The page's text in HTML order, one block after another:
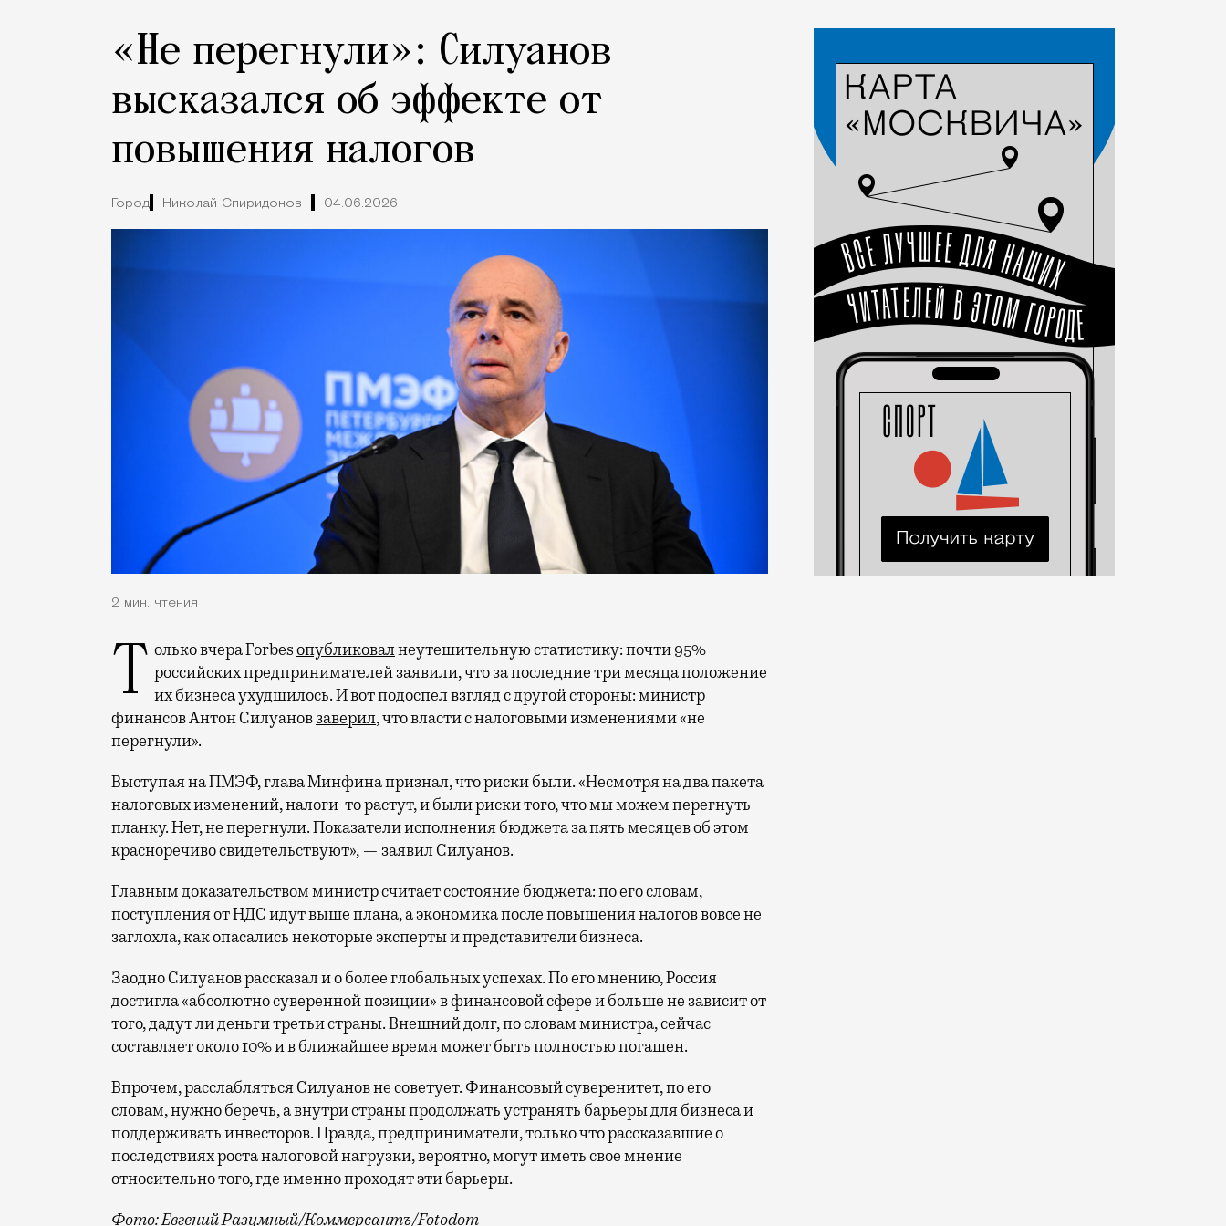
«Не перегнули»: Силуанов
высказался об эффекте от
повышения налогов
Город Николай Спиридонов 04.06.2026
2 мин. чтения
Только вчера Forbesопубликовалнеутешительную статистику: почти 95%
российских предпринимателей заявили, что за последние три месяца положение
их бизнеса ухудшилось. И вот подоспел взгляд с другой стороны: министр
финансов Антон Силуановзаверил, что власти с налоговыми изменениями «не
перегнули».
Выступая на ПМЭФ, глава Минфина признал, что риски были. «Несмотря на два пакета
налоговых изменений, налоги-то растут, и были риски того, что мы можем перегнуть
планку. Нет, не перегнули. Показатели исполнения бюджета за пять месяцев об этом
красноречиво свидетельствуют», — заявил Силуанов.
Главным доказательством министр считает состояние бюджета: по его словам,
поступления от НДС идут выше плана, а экономика после повышения налогов вовсе не
заглохла, как опасались некоторые эксперты и представители бизнеса.
Заодно Силуанов рассказал и о более глобальных успехах. По его мнению, Россия
достигла «абсолютно суверенной позиции» в финансовой сфере и больше не зависит от
того, дадут ли деньги третьи страны. Внешний долг, по словам министра, сейчас
составляет около 10% и в ближайшее время может быть полностью погашен.
Впрочем, расслабляться Силуанов не советует. Финансовый суверенитет, по его
словам, нужно беречь, а внутри страны продолжать устранять барьеры для бизнеса и
поддерживать инвесторов. Правда, предприниматели, только что рассказавшие о
последствиях роста налоговой нагрузки, вероятно, могут иметь свое мнение
относительно того, где именно проходят эти барьеры.
Фото: Евгений Разумный/Коммерсантъ/Fotodom